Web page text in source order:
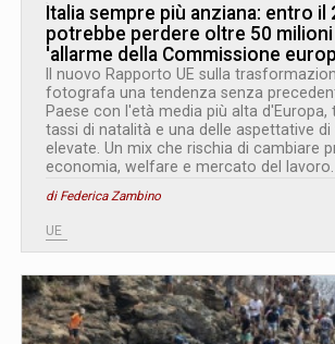
Italia sempre più anziana: entro il
potrebbe perdere oltre 50 milioni
'allarme della Commissione
Il nuovo Rapporto UE sulla
fotografa una tendenza senza
Paese con l'età media più alta d'Europa,
tassi di natalità e una delle aspettative di
elevate. Un mix che rischia di cambiare
economia, welfare e mercato del lavoro.
di Federica Zambino
UE